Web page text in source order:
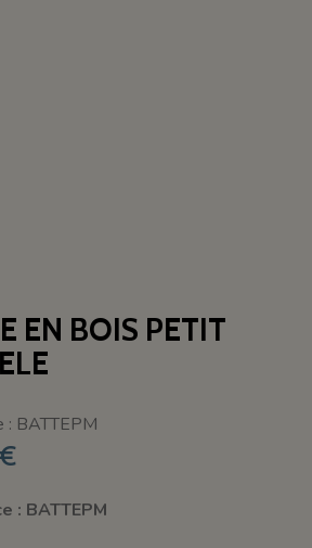
EN BOIS PETIT
: BATTEPM
: BATTEPM